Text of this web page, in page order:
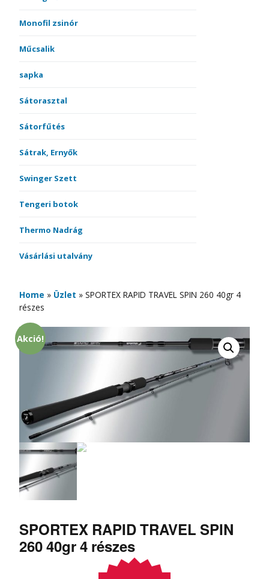
Monofil zsinór
Műcsalik
sapka
Sátorasztal
Sátorfűtés
Sátrak, Ernyők
Swinger Szett
Tengeri botok
Thermo Nadrág
Vásárlási utalvány
Home » Üzlet » SPORTEX RAPID TRAVEL SPIN 260 40gr 4
részes
Akció!
SPORTEX RAPID TRAVEL SPIN
260 40gr 4 részes